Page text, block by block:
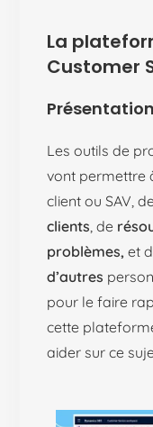
La
Customer
Les outils de
vont permettre
client ou SAV,
clients, de
problèmes, et
d’autres
pour le faire
cette
aider sur ce